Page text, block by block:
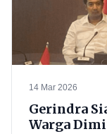
14 Mar 2026
Gerindra
Warga